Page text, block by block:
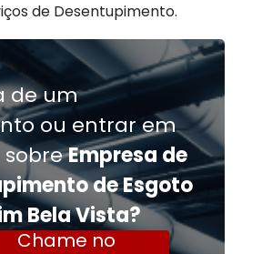
de Desentupimento.
de um
ou entrar em
sobreEmpresa de
de Esgoto
Bela Vista?
Chame no